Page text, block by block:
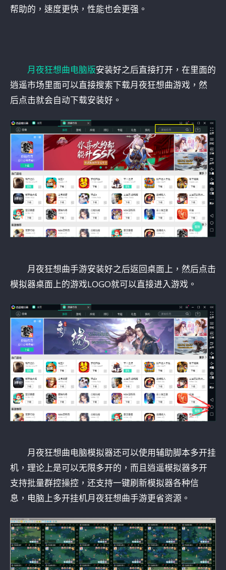
帮助的，速度更快，性能也会更强。
月夜狂想曲电脑版安装好之后直接打开，在里面的
逍遥市场里面可以直接搜索下载月夜狂想曲游戏，然
后点击就会自动下载安装好。
月夜狂想曲手游安装好之后返回桌面上，然后点击
模拟器桌面上的游戏LOGO就可以直接进入游戏。
月夜狂想曲电脑模拟器还可以使用辅助脚本多开挂
机，理论上是可以无限多开的，而且逍遥模拟器多开
支持批量群控操控，还支持一键刷新模拟器各种信
息，电脑上多开挂机月夜狂想曲手游更省资源。